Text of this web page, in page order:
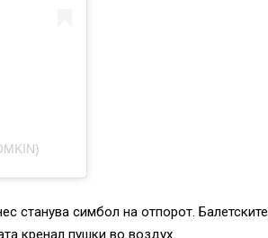
станува симбол на отпорот. Балетските
кренал пушки во воздух.